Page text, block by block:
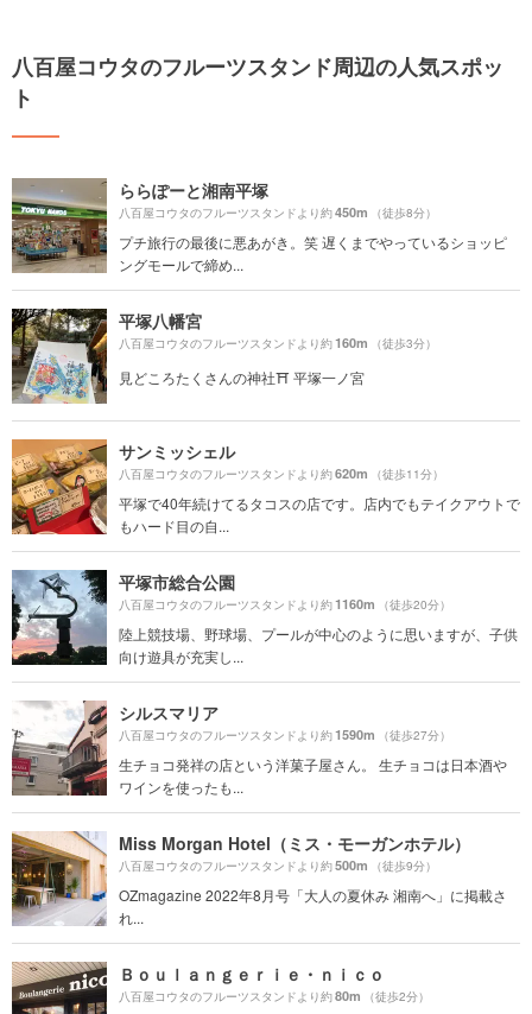
八百屋コウタのフルーツスタンド周辺の人気スポッ
ト
ららぽーと湘南平塚
八百屋コウタのフルーツスタンドより約450m （徒歩8分）
プチ旅行の最後に悪あがき。笑 遅くまでやっているショッピ
ングモールで締め...
平塚八幡宮
八百屋コウタのフルーツスタンドより約160m （徒歩3分）
見どころたくさんの神社⛩️ 平塚一ノ宮
サンミッシェル
八百屋コウタのフルーツスタンドより約620m （徒歩11分）
平塚で40年続けてるタコスの店です。店内でもテイクアウトで
もハード目の自...
平塚市総合公園
八百屋コウタのフルーツスタンドより約1160m （徒歩20分）
陸上競技場、野球場、プールが中心のように思いますが、子供
向け遊具が充実し...
シルスマリア
八百屋コウタのフルーツスタンドより約1590m （徒歩27分）
生チョコ発祥の店という洋菓子屋さん。 生チョコは日本酒や
ワインを使ったも...
Miss Morgan Hotel（ミス・モーガンホテル）
八百屋コウタのフルーツスタンドより約500m （徒歩9分）
OZmagazine 2022年8月号「大人の夏休み 湘南へ」に掲載さ
れ...
Ｂｏｕｌａｎｇｅｒｉｅ・ｎｉｃｏ
八百屋コウタのフルーツスタンドより約80m （徒歩2分）